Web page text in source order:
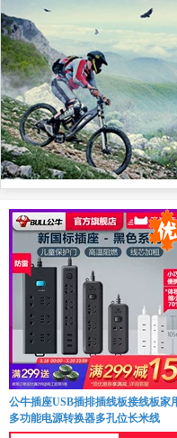
公牛插座USB插排插线板接线板家
多功能电源转换器多孔位长米线